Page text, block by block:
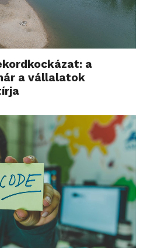
a
a vállalatok